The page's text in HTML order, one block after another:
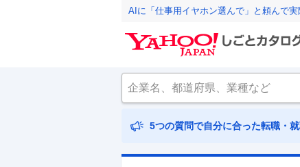
AIに「仕事用イヤホン選んで」と頼んで実
5つの質問で自分に合った転職・